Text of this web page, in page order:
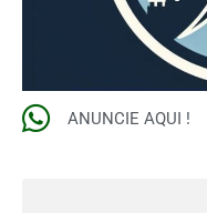
ANUNCIE AQUI !